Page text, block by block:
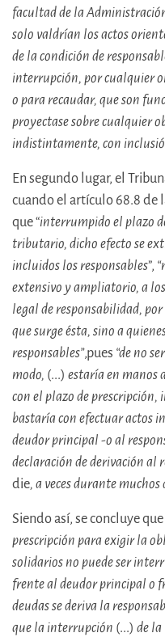
facultad de la
solo valdrían los actos
de la condición de
interrupción, por cualquier
o para recaudar, que son
proyectase sobre cualquier
indistintamente, con
En segundo lugar, el
cuando el artículo 68.8 de
que “interrumpido el plazo
tributario, dicho efecto se
incluidos los responsables”,
extensivo y ampliatorio, a
legal de responsabilidad,
que surge ésta, sino a
responsables”,pues “de no
modo, (...) estaría en manos
con el plazo de prescripción,
bastaría con efectuar actos
deudor principal -o al
declaración de derivación al
die, a veces durante muchos
Siendo así, se concluye que
prescripción para exigir la
solidarios no puede ser
frente al deudor principal o
deudas se deriva la
que la interrupción (...) de la